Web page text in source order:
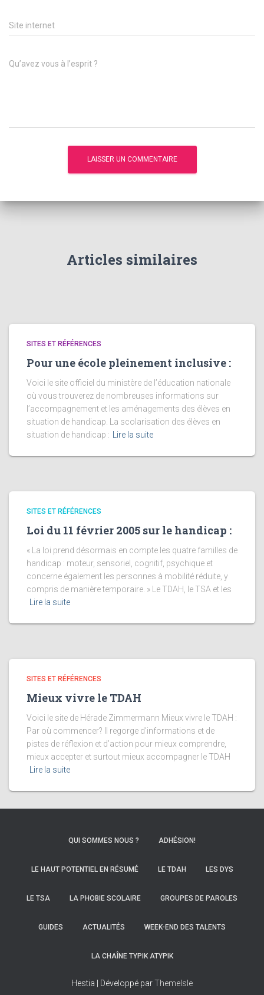
Site internet
Qu’avez vous à l’esprit ?
Articles similaires
SITES ET RÉFÉRENCES
Pour une école pleinement inclusive :
Voici le site officiel du ministère de l’éducation nationale
où vous trouverez de nombreuses informations sur
l’accompagnement et les aménagements des élèves en
situation de handicap. La scolarisation des élèves en
situation de handicap :
Lire la suite
SITES ET RÉFÉRENCES
Loi du 11 février 2005 sur le handicap :
« La loi prend désormais en compte les quatre familles de
handicap : moteur, sensoriel, cognitif, psychique et
concerne également les personnes à mobilité réduite, y
compris de manière temporaire. » Le TDAH, le TSA et les
Lire la suite
SITES ET RÉFÉRENCES
Mieux vivre le TDAH
Voici le site de Hérade Zimmermann Mieux vivre le TDAH :
Par où commencer? Il regorge d’informations et de
pistes de réflexion et d’action pour mieux comprendre,
mieux accepter et surtout mieux accompagner le TDAH
Lire la suite
QUI SOMMES NOUS ? ADHÉSION!
LE HAUT POTENTIEL EN RÉSUMÉ LE TDAH LES DYS
LE TSA LA PHOBIE SCOLAIRE GROUPES DE PAROLES
GUIDES ACTUALITÉS WEEK-END DES TALENTS
LA CHAÎNE TYPIK ATYPIK
Hestia | Développé parThemeIsle